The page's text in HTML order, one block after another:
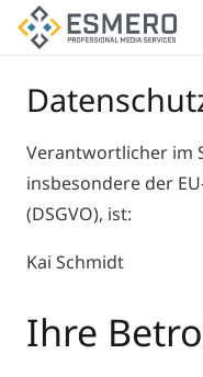
Verantwortlicher im
insbesondere der
(DSGVO), ist:
Kai Schmidt
Ihre